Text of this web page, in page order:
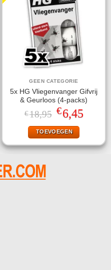
GEEN CATEGORIE
5x HG Vliegenvanger Gifvrij
& Geurloos (4-packs)
€18,95 Oorspronkelijke
prijs
was:
€18,95.
€6,45Huidige
prijs
TOEVOEGEN